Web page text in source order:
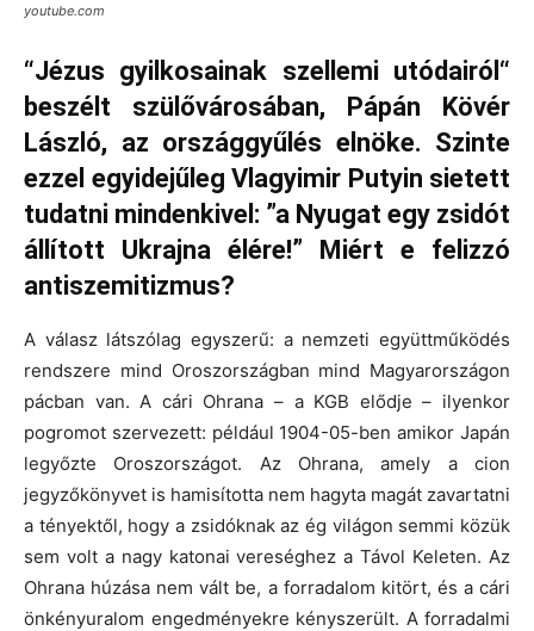
youtube.com
“Jézus gyilkosainak szellemi utódairól“
beszélt szülővárosában, Pápán Kövér
László, az országgyűlés elnöke. Szinte
ezzel egyidejűleg Vlagyimir Putyin sietett
tudatni mindenkivel: ”a Nyugat egy zsidót
állított Ukrajna élére!” Miért e felizzó
antiszemitizmus?
A válasz látszólag egyszerű: a nemzeti együttműködés
rendszere mind Oroszországban mind Magyarországon
pácban van. A cári Ohrana – a KGB elődje – ilyenkor
pogromot szervezett: például 1904-05-ben amikor Japán
legyőzte Oroszországot. Az Ohrana, amely a cion
jegyzőkönyvet is hamisította nem hagyta magát zavartatni
a tényektől, hogy a zsidóknak az ég világon semmi közük
sem volt a nagy katonai vereséghez a Távol Keleten. Az
Ohrana húzása nem vált be, a forradalom kitört, és a cári
önkényuralom engedményekre kényszerült. A forradalmi